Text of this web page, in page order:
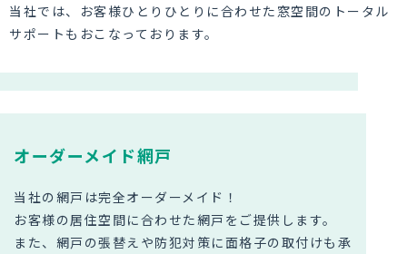
当社では、お客様ひとりひとりに合わせた窓空間のトータル
サポートもおこなっております。
オーダーメイド網戸
当社の網戸は完全オーダーメイド！
お客様の居住空間に合わせた網戸をご提供します。
また、網戸の張替えや防犯対策に面格子の取付けも承